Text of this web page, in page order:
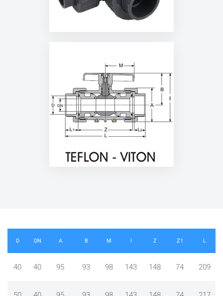
D DN A B M I Z Z1 L
40 40 95 93 98 143 148 74 209